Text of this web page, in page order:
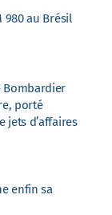
980 au Brésil
Bombardier
porté
jets d’affaires
enfin sa